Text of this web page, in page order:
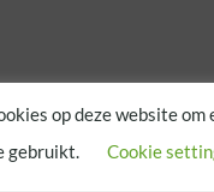
op deze website om
gebruikt.
Cookie